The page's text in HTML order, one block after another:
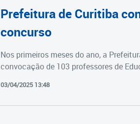
Prefeitura de Curitiba
concurso
Nos primeiros meses do ano, a
convocação de 103 professores de
03/04/2025 13:48